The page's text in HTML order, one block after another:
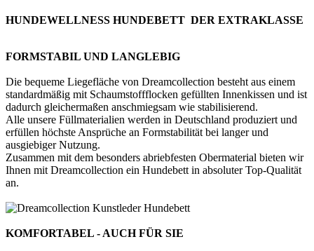
HUNDEWELLNESS HUNDEBETT DER EXTRAKLASSE
FORMSTABIL UND LANGLEBIG
Die bequeme Liegefläche von Dreamcollection besteht aus einem
standardmäßig mit Schaumstoffflocken gefüllten Innenkissen und ist
dadurch gleichermaßen anschmiegsam wie stabilisierend.
Alle unsere Füllmaterialien werden in Deutschland produziert und
erfüllen höchste Ansprüche an Formstabilität bei langer und
ausgiebiger Nutzung.
Zusammen mit dem besonders abriebfesten Obermaterial bieten wir
Ihnen mit Dreamcollection ein Hundebett in absoluter Top-Qualität
an.
KOMFORTABEL - AUCH FÜR SIE